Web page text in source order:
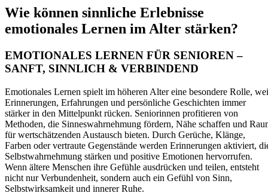
Wie können sinnliche Erlebnisse
emotionales Lernen im Alter stärken?
EMOTIONALES LERNEN FÜR SENIOREN –
SANFT, SINNLICH & VERBINDEND
Emotionales Lernen spielt im höheren Alter eine besondere Rolle,
Erinnerungen, Erfahrungen und persönliche Geschichten immer
stärker in den Mittelpunkt rücken. Seniorinnen profitieren von
Methoden, die Sinneswahrnehmung fördern, Nähe schaffen und
für wertschätzenden Austausch bieten. Durch Gerüche, Klänge,
Farben oder vertraute Gegenstände werden Erinnerungen aktiviert,
Selbstwahrnehmung stärken und positive Emotionen hervorrufen.
Wenn ältere Menschen ihre Gefühle ausdrücken und teilen, entsteht
nicht nur Verbundenheit, sondern auch ein Gefühl von Sinn,
Selbstwirksamkeit und innerer Ruhe.